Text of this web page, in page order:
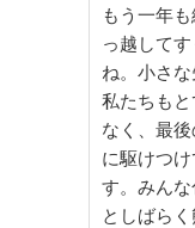
もう一年
っ越して
ね。小さ
私たちも
なく、最
に駆けつ
す。みん
としばら